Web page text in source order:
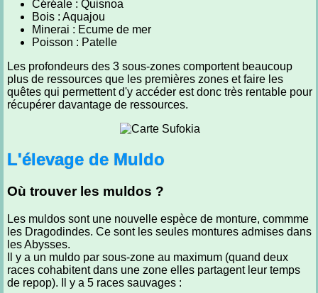
Céréale : Quisnoa
Bois : Aquajou
Minerai : Ecume de mer
Poisson : Patelle
Les profondeurs des 3 sous-zones comportent beaucoup
plus de ressources que les premières zones et faire les
quêtes qui permettent d'y accéder est donc très rentable pour
récupérer davantage de ressources.
L'élevage de Muldo
Où trouver les muldos ?
Les muldos sont une nouvelle espèce de monture, commme
les Dragodindes. Ce sont les seules montures admises dans
les Abysses.
Il y a un muldo par sous-zone au maximum (quand deux
races cohabitent dans une zone elles partagent leur temps
de repop). Il y a 5 races sauvages :